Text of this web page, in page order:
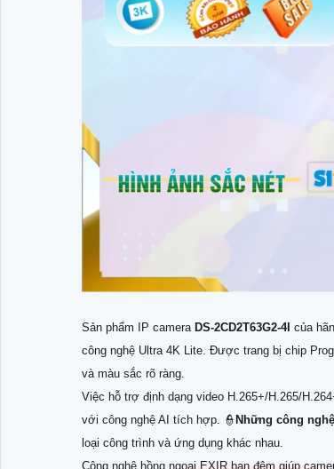
Sản phẩm IP camera DS-2CD2T63G2-4I của
công nghệ Ultra 4K Lite. Được trang bị chip
và màu sắc rõ ràng.
Việc hỗ trợ định dạng video H.265+/H.265/
với công nghệ AI tích hợp. 👮 Những công
loại công trình và ứng dụng khác nhau.
Công nghệ hồng ngoại EXIR ban đêm giúp